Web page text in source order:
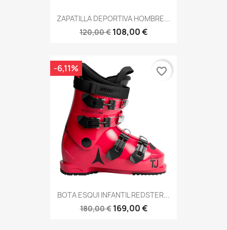
ZAPATILLA DEPORTIVA HOMBRE...
120,00 € 108,00 €
BOTA ESQUI INFANTIL REDSTER...
180,00 € 169,00 €
-6,11% favorite_border